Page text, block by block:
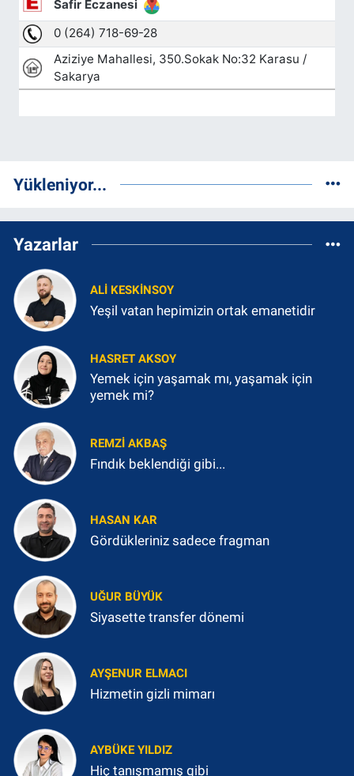
Yükleniyor...
Yazarlar
ALI KESKINSOY
Yeşil vatan hepimizin ortak emanetidir
HASRET AKSOY
Yemek için yaşamak mı, yaşamak için
yemek mi?
REMZI AKBAŞ
Fındık beklendiği gibi...
HASAN KAR
Gördükleriniz sadece fragman
UĞUR BÜYÜK
Siyasette transfer dönemi
AYŞENUR ELMACI
Hizmetin gizli mimarı
AYBÜKE YILDIZ
Hiç tanışmamış gibi